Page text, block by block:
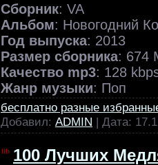
Сборник: VA
Альбом: Новогодний
Год выпуска: 2013
Размер сборника: 674
Качество mp3: 128
Жанр музыки: Поп
бесплатно разные
Добавил: ADMIN | Дата:
100 Лучших